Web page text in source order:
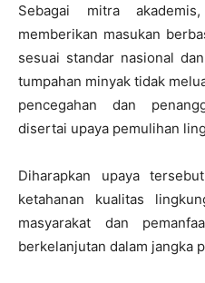
Sebagai mitra
memberikan masukan
sesuai standar nasional
tumpahan minyak tidak
pencegahan dan
disertai upaya pemulihan
Diharapkan upaya
ketahanan kualitas
masyarakat dan
berkelanjutan dalam jangka